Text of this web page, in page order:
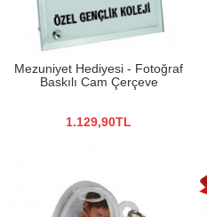
Mezuniyet Hediyesi - Fotoğraf
Baskılı Cam Çerçeve
1.129,90TL